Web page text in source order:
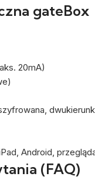
gateBox
20mA)
Android,
(FAQ)